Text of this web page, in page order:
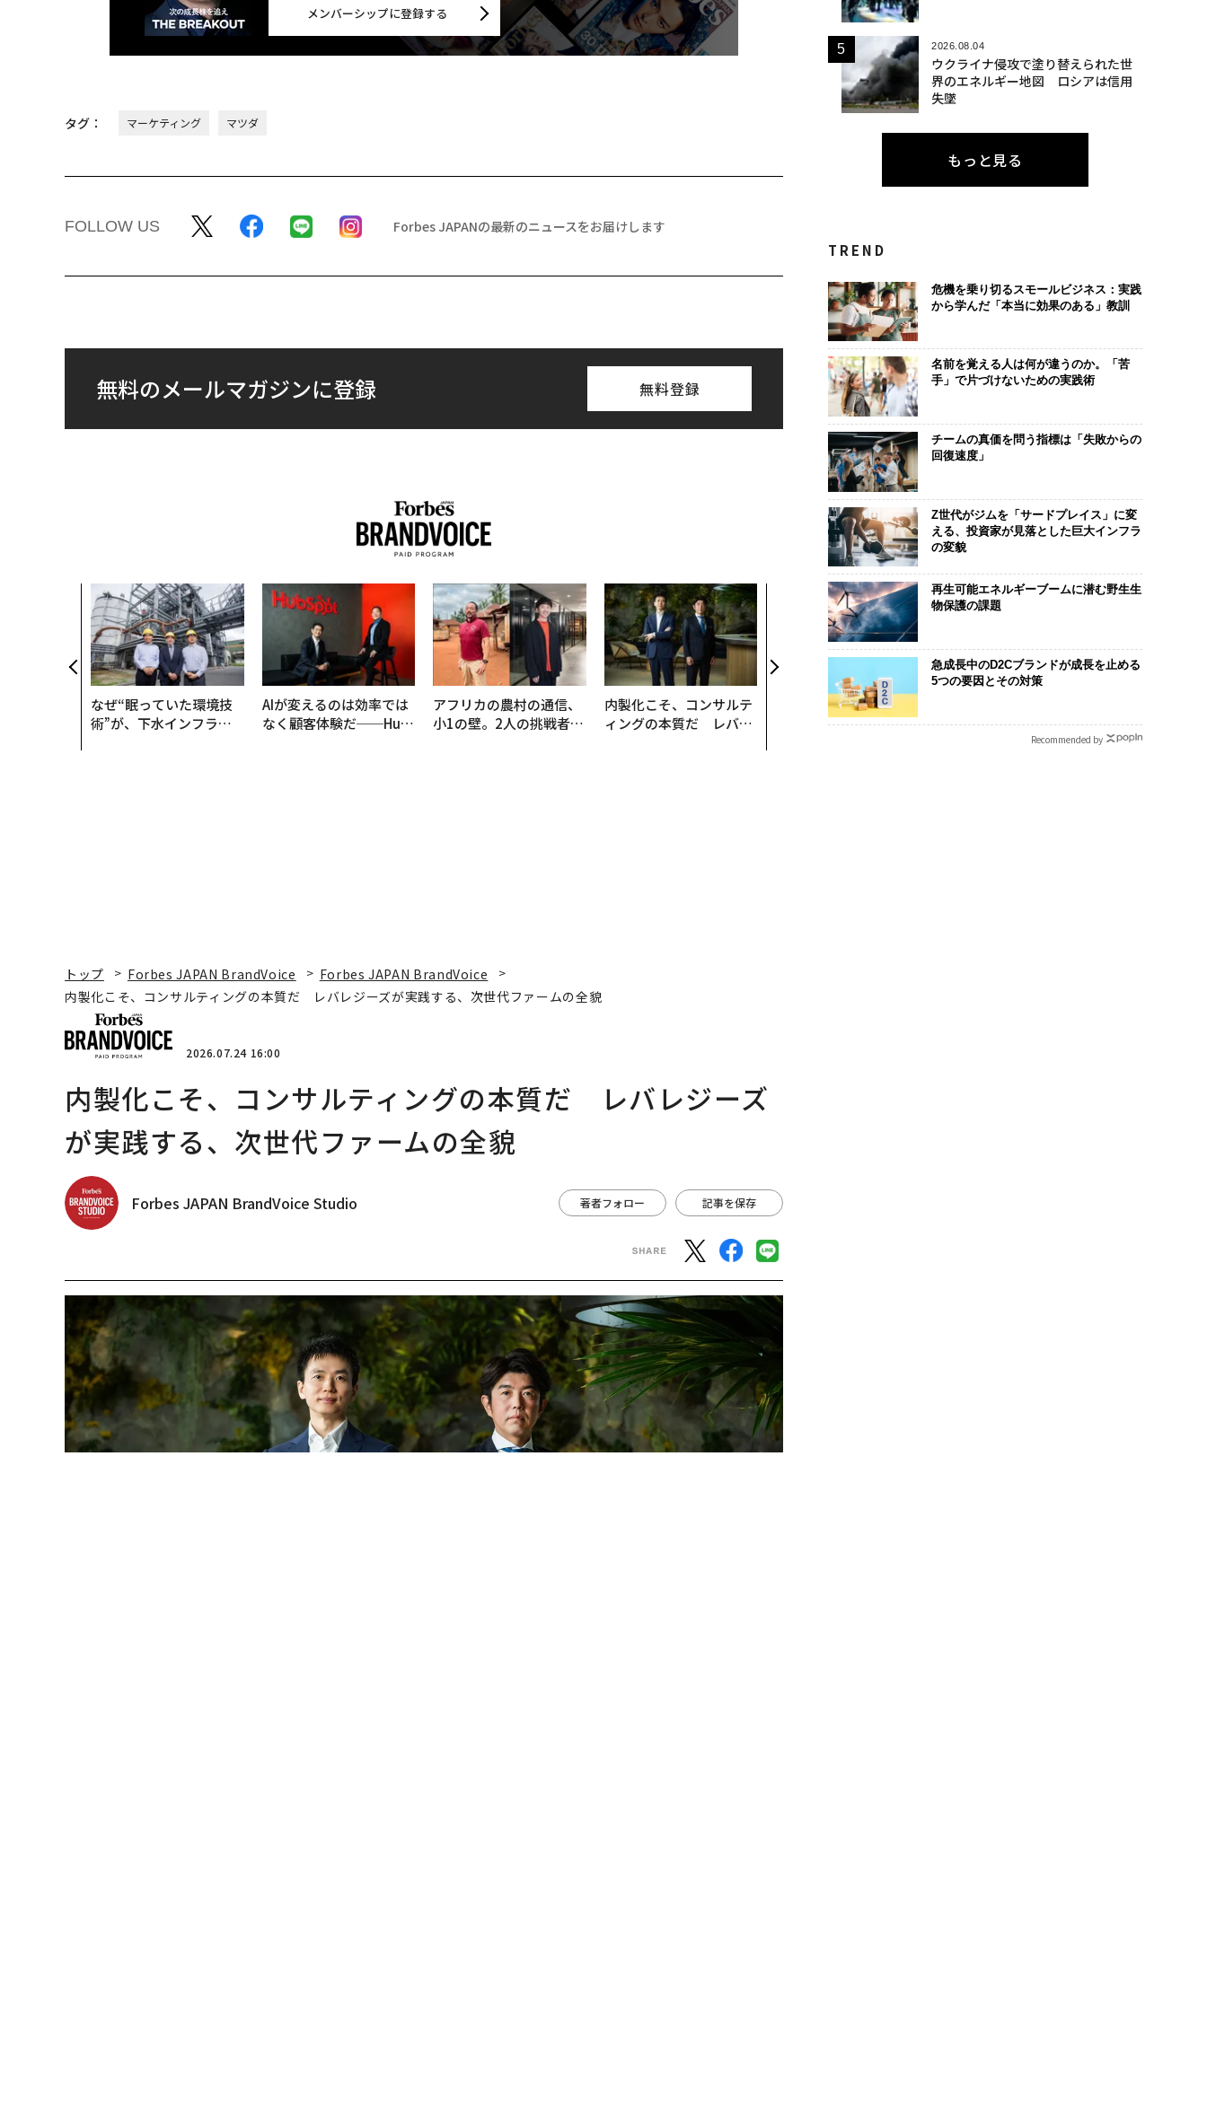
メンバーシップに登録する
タグ： マーケティング マツダ
FOLLOW US Forbes JAPANの最新のニュースをお届けします
無料のメールマガジンに登録 無料登録
なぜ“眠っていた環境技
術”が、下水インフラを
AIが変えるのは効率では
なく顧客体験だ──Hub
アフリカの農村の通信、
小1の壁。2人の挑戦者が
内製化こそ、コンサルテ
ィングの本質だ レバレ
「誠実さ」は競争力にな
るか──WEOYモナコで
見た、くら寿司の経営哲
学
〈7.25(土)開催〉5年後
ティブのキャリアに触れ
る1日│CAREER SUMMI
支援とは
2026.08.04
ウクライナ侵攻で塗り替えられた世
界のエネルギー地図 ロシアは信用
失墜
もっと見る
TREND
危機を乗り切るスモールビジネス：実践
から学んだ「本当に効果のある」教訓
名前を覚える人は何が違うのか。「苦
手」で片づけないための実践術
チームの真価を問う指標は「失敗からの
回復速度」
Z世代がジムを「サードプレイス」に変
える、投資家が見落とした巨大インフラ
の変貌
再生可能エネルギーブームに潜む野生生
物保護の課題
急成長中のD2Cブランドが成長を止める
5つの要因とその対策
Recommended by
トップ Forbes JAPAN BrandVoice
Forbes JAPAN BrandVoice
内製化こそ、コンサルティングの本質だ レバレジーズが実践する、次世代ファームの全貌
2026.07.24 16:00
内製化こそ、コンサルティングの本質だ レバレジーズ
が実践する、次世代ファームの全貌
Forbes JAPAN BrandVoice Studio 著者フォロー 記事を保存